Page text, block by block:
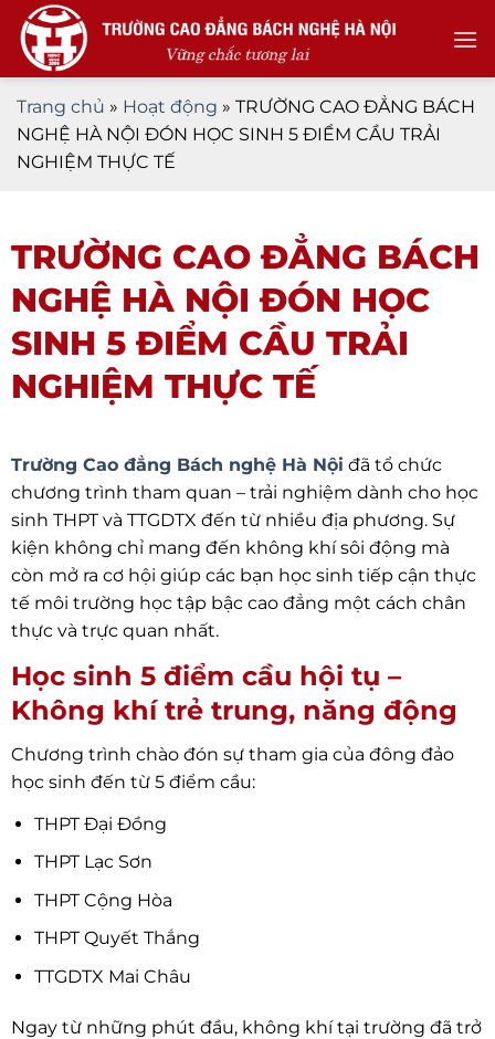
Skip
content
Trang chủ » Hoạt động » TRƯỜNG CAO ĐẲNG BÁCH
NGHỆ HÀ NỘI ĐÓN HỌC SINH 5 ĐIỂM CẦU TRẢI
NGHIỆM THỰC TẾ
TRƯỜNG CAO ĐẲNG BÁCH
NGHỆ HÀ NỘI ĐÓN HỌC
SINH 5 ĐIỂM CẦU TRẢI
NGHIỆM THỰC TẾ
Trường Cao đẳng Bách nghệ Hà Nội đã tổ chức
chương trình tham quan – trải nghiệm dành cho học
sinh THPT và TTGDTX đến từ nhiều địa phương. Sự
kiện không chỉ mang đến không khí sôi động mà
còn mở ra cơ hội giúp các bạn học sinh tiếp cận thực
tế môi trường học tập bậc cao đẳng một cách chân
thực và trực quan nhất.
Học sinh 5 điểm cầu hội tụ –
Không khí trẻ trung, năng động
Chương trình chào đón sự tham gia của đông đảo
học sinh đến từ 5 điểm cầu:
THPT Đại Đồng
THPT Lạc Sơn
THPT Cộng Hòa
THPT Quyết Thắng
TTGDTX Mai Châu
Ngay từ những phút đầu, không khí tại trường đã trở